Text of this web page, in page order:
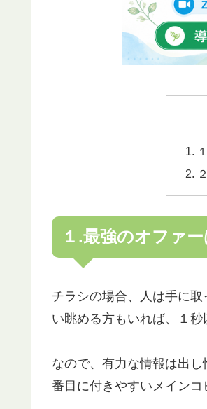
１.最強のオファ
チラシの場合、人は手に
い眺める方もいれば、１秒
なので、有力な情報は出
番目に付きやすいメインコ